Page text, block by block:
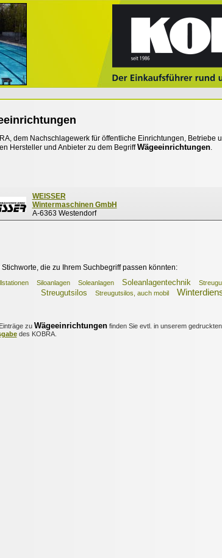
dem Nachschlagewerk für öffentliche Einrichtungen, Betriebe
Hersteller und Anbieter zu dem BegriffWägeeinrichtungen.
WEISSER
Wintermaschinen GmbH
A-6363 Westendorf
Stichworte, die zu Ihrem Suchbegriff passen könnten:
Siloanlagen Soleanlagen Soleanlagentechnik
Streugutsilos Streugutsilos, auch mobil
zu Wägeeinrichtungenfinden Sie evtl. in unserem
des KOBRA.